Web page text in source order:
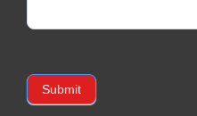
Submit